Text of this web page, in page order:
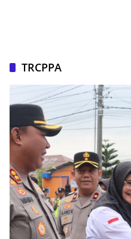
TRCPPA